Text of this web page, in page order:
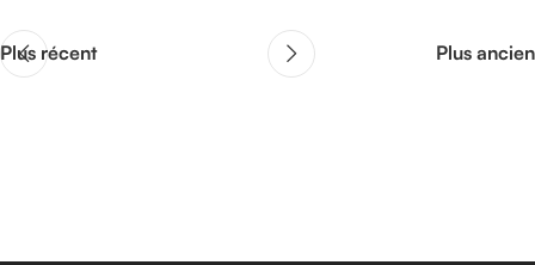
Plus récent Plus ancien